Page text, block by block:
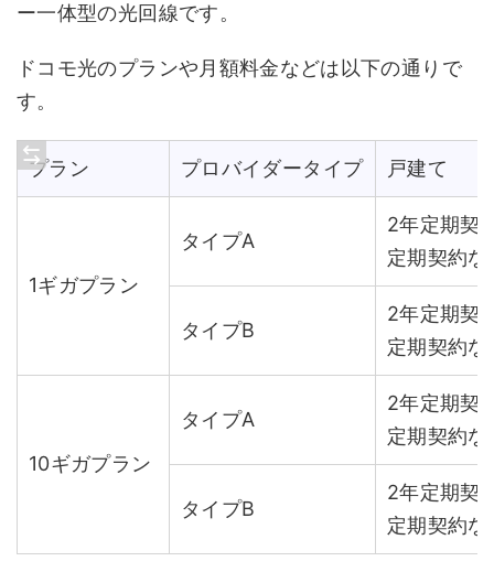
ー一体型の光回線です。
ドコモ光のプランや月額料金などは以下の通りで
す。
プラン プロバイダータイプ 戸建て
1ギガプラン
タイプA
2年定期契
定期契約
タイプB
2年定期契
定期契約
10ギガプラン
タイプA
2年定期契
定期契約
タイプB
2年定期契
定期契約